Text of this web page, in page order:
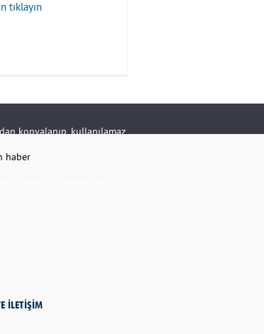
tıklayın
kopyalanıp, kullanılamaz.
haber
İLETİŞİM